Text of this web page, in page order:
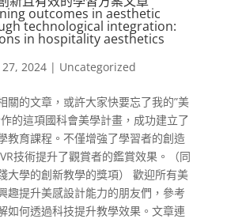
outcomes in aesthetic
technological integration:
in hospitality aesthetics
2024| Uncategorized
關的文章，或許大家快要忘了我的”美
的這項國科會美學計畫，成功建立了
教育課程。不僅增強了學習者的創造
技術提升了觀賞者的鑑賞效果。（同
大學的創新教學的獎項） 歡迎所有美
趣提升美感設計能力的朋友們，參考
如何透過科技提升教學效果。文章連